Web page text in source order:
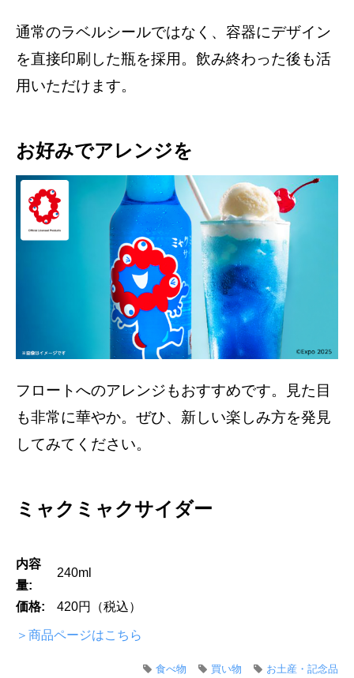
通常のラベルシールではなく、容器にデザイン
を直接印刷した瓶を採用。飲み終わった後も活
用いただけます。
お好みでアレンジを
フロートへのアレンジもおすすめです。見た目
も非常に華やか。ぜひ、新しい楽しみ方を発見
してみてください。
ミャクミャクサイダー
内容
量:
240ml
価格: 420円（税込）
＞商品ページはこちら
お土産・記念品
買い物
食べ物